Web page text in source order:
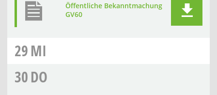
Öffentliche Bekanntmachung
GV60
29MI
30DO